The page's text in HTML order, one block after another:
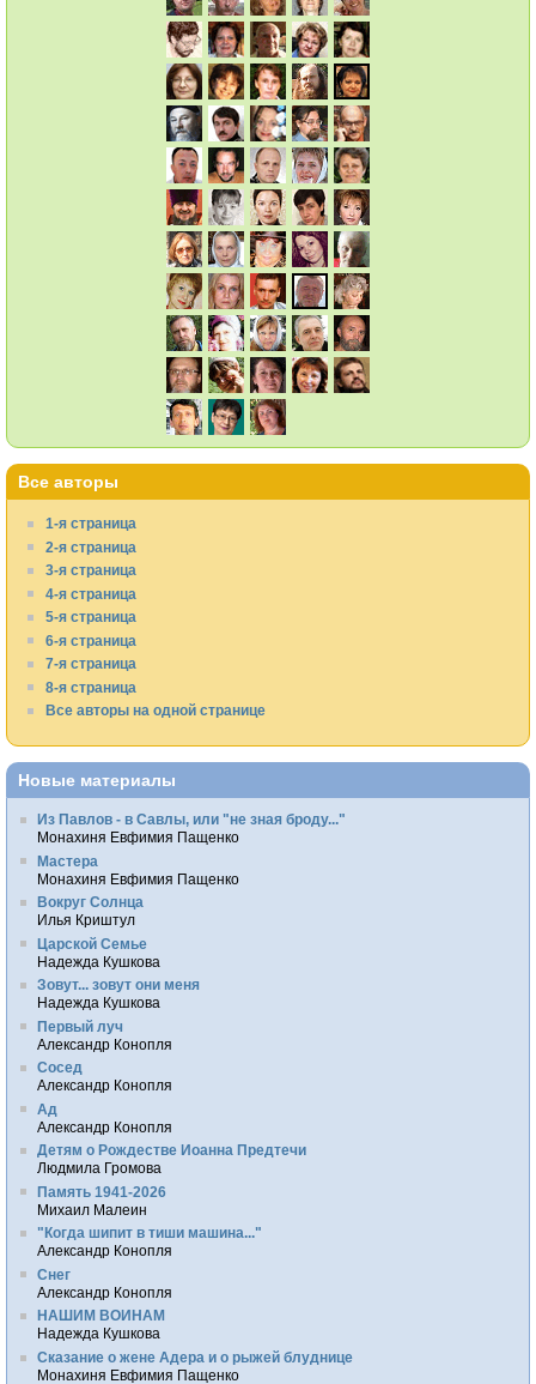
Все авторы
1-я страница
2-я страница
3-я страница
4-я страница
5-я страница
6-я страница
7-я страница
8-я страница
Все авторы на одной странице
Новые материалы
Из Павлов - в Савлы, или "не зная броду..."
Монахиня Евфимия Пащенко
Мастера
Монахиня Евфимия Пащенко
Вокруг Солнца
Илья Криштул
Царской Семье
Надежда Кушкова
Зовут... зовут они меня
Надежда Кушкова
Первый луч
Александр Конопля
Сосед
Александр Конопля
Ад
Александр Конопля
Детям о Рождестве Иоанна Предтечи
Людмила Громова
Память 1941-2026
Михаил Малеин
"Когда шипит в тиши машина..."
Александр Конопля
Снег
Александр Конопля
НАШИМ ВОИНАМ
Надежда Кушкова
Сказание о жене Адера и о рыжей блуднице
Монахиня Евфимия Пащенко